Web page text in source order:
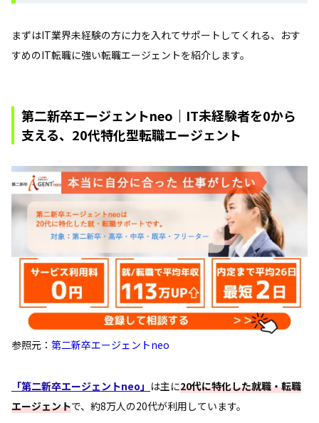
まずはIT業界未経験の方に力を入れてサポートしてくれる、おす
すめのIT転職に強い転職エージェントを紹介します。
第二新卒エージェントneo｜IT未経験者を0から
支える、20代特化型転職エージェント
参照元： 第二新卒エージェントneo
「第二新卒エージェントneo」 は主に20代に特化した就職・転職
エージェントで、約8万人の20代が利用しています。